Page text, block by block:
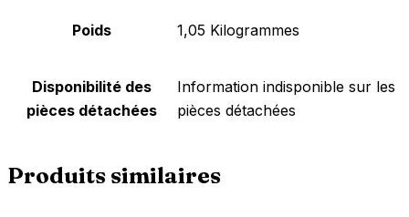
Poids ‎1,05 Kilogrammes
Disponibilité des
pièces détachées
‎Information indisponible sur les
pièces détachées
Produits similaires